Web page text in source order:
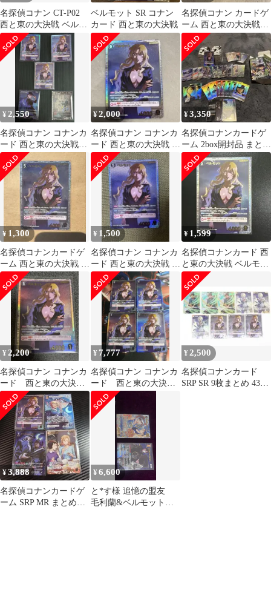
名探偵コナン CT-P02
西と東の大決戦 ベルモ
ット SRP SR 0247
ベルモット SR コナン
カード 西と東の大決戦
名探偵コナン カードゲ
ーム 西と東の大決戦
ベルモット SRP
¥ 2,550
名探偵コナン コナンカ
ード 西と東の大決戦ベ
ルモット SRP/SR/5枚セ
ット
¥2,000
名探偵コナン コナンカ
ード 西と東の大決戦 ベ
ルモットSRP
¥3,350
名探偵コナンカードゲ
ーム 2box開封品 まとめ
売り
¥ 1,300
名探偵コナンカードゲ
ーム 西と東の大決戦 ベ
ルモット SRP
¥ 1,500
名探偵コナン コナンカ
ード 西と東の大決戦 ベ
ルモットSRP
¥ 1,599
名探偵コナンカード 西
と東の大決戦 ベルモッ
ト SRP
¥ 2,200
名探偵コナン コナンカ
ード 西と東の大決戦
ベルモット SRP
¥ 7,777
名探偵コナン コナンカ
ード 西と東の大決戦
ベルモット SRP 4枚セ
ット
¥ 2,500
名探偵コナンカード
SRP SR 9枚まとめ 43-
¥3,888
名探偵コナンカードゲ
ーム SRP MR まとめ売
¥6,600
と*す様 追憶の盟友
毛利蘭&ベルモット